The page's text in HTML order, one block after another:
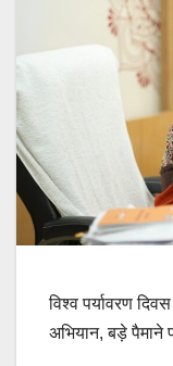
विश्व पर्यावरण
अभियान, बड़े पैमाने